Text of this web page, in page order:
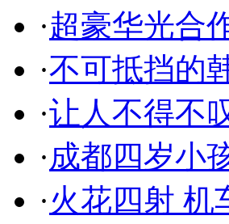
·超豪华光合
·不可抵挡的
·让人不得不
·成都四岁小
·火花四射 机